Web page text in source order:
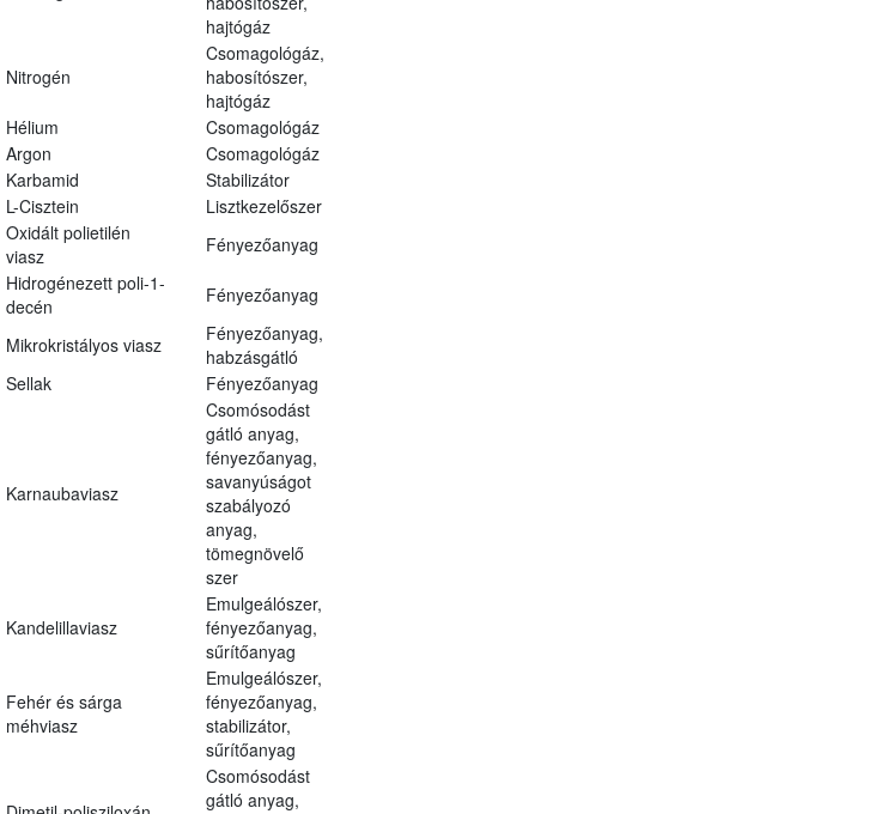
hajtógáz
Nitrogén
Csomagológáz,
habosítószer,
hajtógáz
Hélium
Csomagológáz
Argon
Csomagológáz
Karbamid
Stabilizátor
L-Cisztein
Lisztkezelőszer
Oxidált polietilén
viasz
Fényezőanyag
Hidrogénezett poli-1-
decén
Fényezőanyag
Mikrokristályos viasz
Fényezőanyag,
habzásgátló
Sellak Fényezőanyag
Karnaubaviasz
Csomósodást
gátló anyag,
fényezőanyag,
savanyúságot
szabályozó
anyag,
tömegnövelő
szer
Kandelillaviasz
Emulgeálószer,
fényezőanyag,
sűrítőanyag
Fehér és sárga
méhviasz
Emulgeálószer,
fényezőanyag,
stabilizátor,
sűrítőanyag
Csomósodást
gátló anyag,